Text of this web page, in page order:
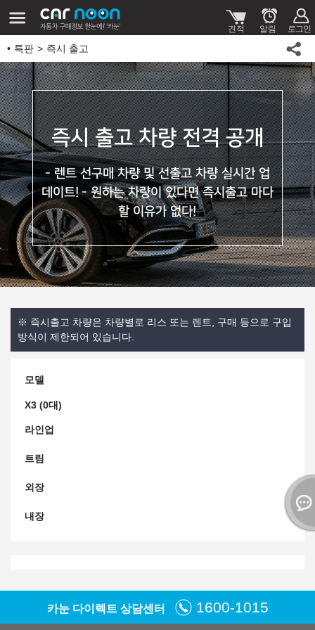
특판 즉시 출고
즉시 출고 차량 전격 공개
- 렌트 선구매 차량 및 선출고 차량 실시간 업
데이트! - 원하는 차량이 있다면 즉시출고 마다
할 이유가 없다!
※ 즉시출고 차량은 차량별로 리스 또는 렌트, 구매 등으로 구입
방식이 제한되어 있습니다.
모델
X3 (0대)
라인업
트림
외장
내장
카눈 다이렉트 상담센터 1600-1015